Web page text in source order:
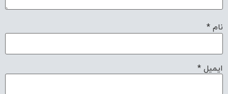
نام *
ایمیل *